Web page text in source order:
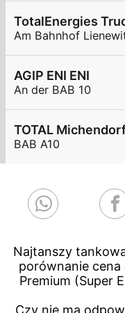
TotalEnergies
Am Bahnhof
AGIP ENI ENI
An der BAB 10
TOTAL
BAB A10
Najtanszy
porównanie
Premium (Super
Czy nie ma